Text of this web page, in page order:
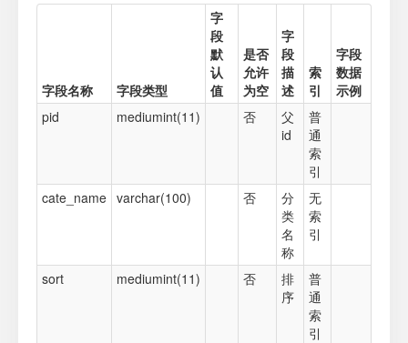
字段名称 字段类型
字
段
默
认
值
是否
允许
为空
字
段
描
述
索
引
字段
数据
示例
pid
mediumint(11) 否
父
id
普
通
索
引
cate_name varchar(100) 否
分
类
名
称
无
索
引
sort mediumint(11) 否
排
序
普
通
索
引